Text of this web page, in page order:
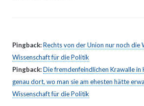
Pingback:Rechts von der Union nur noch die
Wissenschaft für die Politik
Pingback:Die fremdenfeindlichen Krawalle in
genau dort, wo man sie am ehesten hätte
Wissenschaft für die Politik